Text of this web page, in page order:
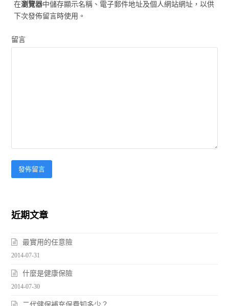
在瀏覽器中儲存顯示名稱、電子郵件地址及個人網站網址，以供
下次發佈留言時使用。
留言
近期文章
最實用的任意險
2014-07-31
什麼是健康保險
2014-07-30